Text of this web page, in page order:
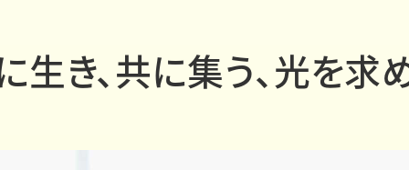
生き、共に集う、光を求